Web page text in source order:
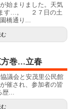
始まりました。天気
ます…。 ２７日の土
橋通り...
方巻…立春
議会と安茂里公民館
催され、参加者の皆
...